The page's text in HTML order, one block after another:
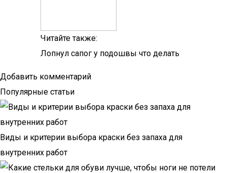
Читайте также:
Лопнул сапог у подошвы что делать
Добавить комментарий
Популярные статьи
Виды и критерии выбора краски без запаха для
внутренних работ